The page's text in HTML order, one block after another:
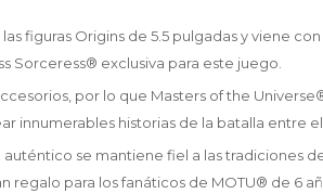
figuras Origins de 5.5 pulgadas y viene
Sorceress® exclusiva para este juego.
por lo que Masters of the
innumerables historias de la batalla entre el
auténtico se mantiene fiel a las tradiciones
regalo para los fanáticos de MOTU® de 6